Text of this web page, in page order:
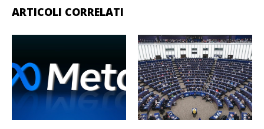
ARTICOLI CORRELATI